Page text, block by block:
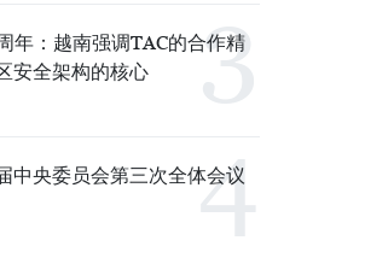
年：越南强调TAC的合作精
安全架构的核心
中央委员会第三次全体会议